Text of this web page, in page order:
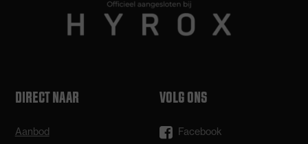
DIRECT NAAR
Aanbod
VOLG ONS
Facebook